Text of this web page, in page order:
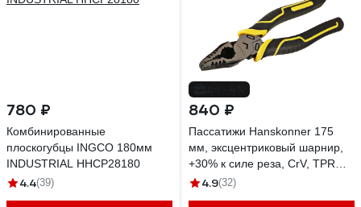
780 ₽
Комбинированные
плоскогубцы INGCO 180мм
INDUSTRIAL HHCP28180
4.4(39)
840 ₽
Пассатижи Hanskonner 175
мм, эксцентриковый шарнир,
+30% к силе реза, СrV, TPR
рукоятка HK1020-02-1-175
4.9(32)